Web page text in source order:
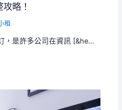
略！
租
，是許多公司在資訊 [&he...